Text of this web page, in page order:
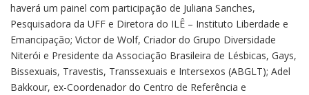
haverá um painel com participação de Juliana Sanches,
Pesquisadora da UFF e Diretora do ILÊ – Instituto Liberdade e
Emancipação; Victor de Wolf, Criador do Grupo Diversidade
Niterói e Presidente da Associação Brasileira de Lésbicas, Gays,
Bissexuais, Travestis, Transsexuais e Intersexos (ABGLT); Adel
Bakkour, ex-Coordenador do Centro de Referência e